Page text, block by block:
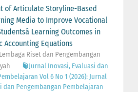
of Articulate Storyline-Based
Media to Improve Vocational
Learning Outcomes in
Accounting Equations
Lembaga Riset dan Pengembangan
Jurnal Inovasi, Evaluasi dan
Vol 6 No 1 (2026): Jurnal
dan Pengembangan Pembelajaran